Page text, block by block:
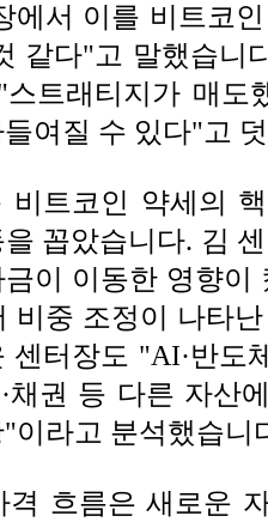
에서 이를 비트코
같다"고 말했습니
트래티지가 매도
여질 수 있다"고
비트코인 약세의
꼽았습니다. 김
금이 이동한 영향
비중 조정이 나타
센터장도 "AI·반도
채권 등 다른 자산
이라고 분석했습니
격 흐름은 새로운